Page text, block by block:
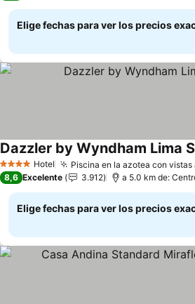
Elige fechas para ver los precios
4 EstrellasHotel Piscina en la azotea con vistas
Dazzler by Wyndham Lima
8,6 Excelente 3.912 a 5.0 km de:
Elige fechas para ver los precios